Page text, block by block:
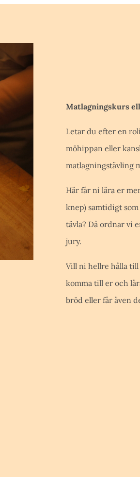
Matlagningskurs
Letar du efter en
möhippan eller
matlagningstävling
Här får ni lära er
knep) samtidigt
tävla? Då ordnar vi
jury.
Vill ni hellre hålla
komma till er och
bröd eller får även